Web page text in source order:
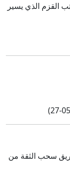
القزم الذي يسير
سحب الثقة من